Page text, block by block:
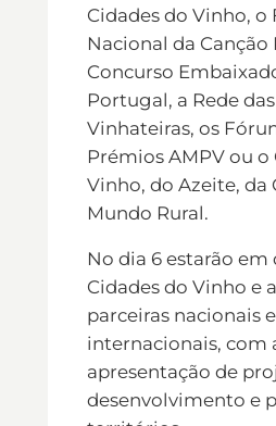
Cidades do Vinho, o
Nacional da Canção
Concurso
Portugal, a Rede
Vinhateiras, os
Prémios AMPV ou o
Vinho, do Azeite, da
Mundo Rural.
No dia 6 estarão em
Cidades do Vinho e
parceiras nacionais e
internacionais, com
apresentação de
desenvolvimento e